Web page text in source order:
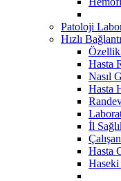
Patoloji
Hızlı
Hasta
Nasıl
Hasta
İl
Hasta
Haseki